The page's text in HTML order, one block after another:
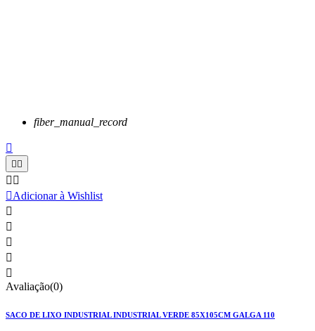
fiber_manual_record

 
 
Adicionar à Wishlist





Avaliação(0)
SACO DE LIXO INDUSTRIAL INDUSTRIAL VERDE 85X105CM GALGA 110